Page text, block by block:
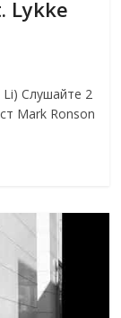
Lykke
Слушайте 2
Mark Ronson